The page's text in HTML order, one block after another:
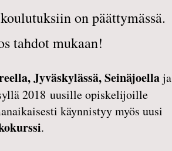
on päättymässä.
tahdot mukaan!
Jyväskylässä,Seinäjoellaja
2018 uusille opiskelijoille
käynnistyy myös uusi
.